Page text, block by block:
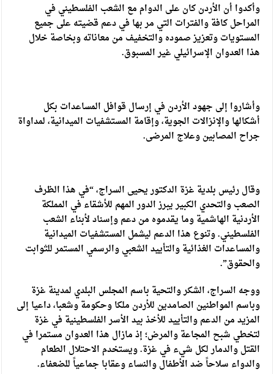
وأكدوا أن الأردن كان على الدوام مع الشعب الفلسطيني في
المراحل كافة والفترات التي مر بها في دعم قضيته على جميع
المستويات وتعزيز صموده والتخفيف من معاناته وبخاصة خلال
هذا العدوان الإسرائيلي غير المسبوق.
وأشاروا إلى جهود الأردن في إرسال قوافل المساعدات بكل
أشكالها والإنزالات الجوية، وإقامة المستشفيات الميدانية، لمداواة
جراح المصابين وعلاج المرضى.
وقال رئيس بلدية غزة الدكتور يحيى السراج، “في هذا الظرف
الصعب والتحدي الكبير يبرز الدور المهم للأشقاء في المملكة
الأردنية الهاشمية وما يقدموه من دعم وإسناد لأبناء الشعب
الفلسطيني. وتنوع هذا الدعم ليشمل المستشفيات الميدانية
والمساعدات الغذائية والتأييد الشعبي والرسمي المستمر للثوابت
والحقوق”.
ووجه السراج، الشكر والتحية باسم المجلس البلدي لمدينة غزة
وباسم المواطنين الصامدين للأردن ملكا وحكومة وشعبا، داعيا إلى
المزيد من الدعم والتأييد للأخذ بيد الأسر الفلسطينية في غزة
لتخطي شبح المجاعة والمرض؛ إذ مازال هذا العدوان مستمرا في
القتل والدمار لكل شيء في غزة. ويستخدم الاحتلال الطعام
والدواء سلاحاً ضد الأطفال والنساء وعقابا جماعياً للضعفاء.